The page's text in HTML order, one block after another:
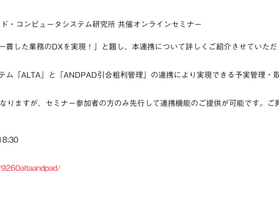
・コンピュータシステム研究所 共催オンラインセミナー
貫した業務のDXを実現！」と題し、本連携について詳しくご紹介させていた
ム「ALTA」と「ANDPAD引合粗利管理」の連携により実現できる予実管理・
りますが、セミナー参加者の方のみ先行して連携機能のご提供が可能です。
ご